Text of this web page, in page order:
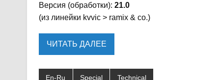
Версия (обработки): 21.0
(из линейки kvvic > ramix & co.)
ЧИТАТЬ ДАЛЕЕ
En-Ru Special Technical